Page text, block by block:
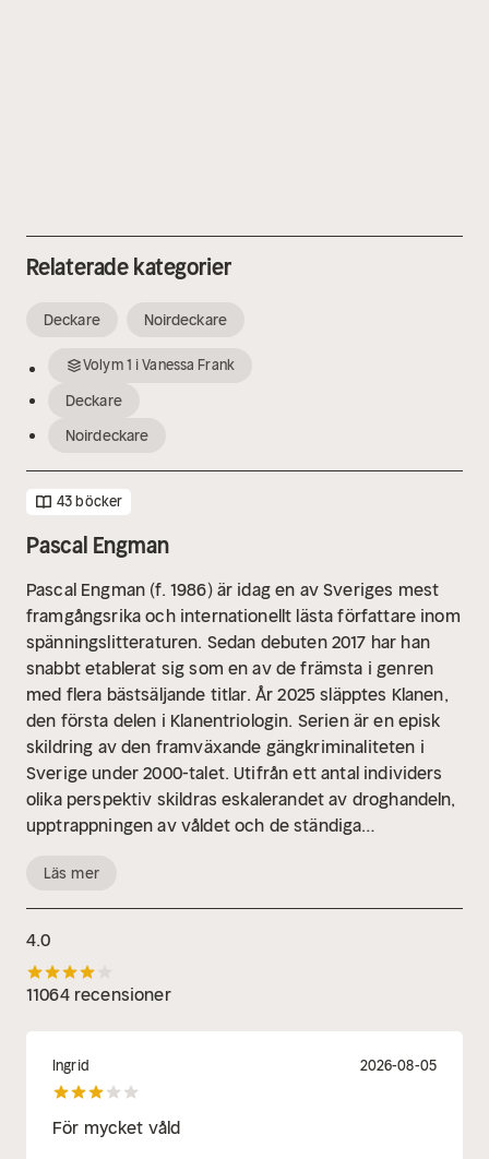
Relaterade kategorier
Deckare Noirdeckare
Volym1 iVanessa Frank
Deckare
Noirdeckare
43 böcker
Pascal Engman
Pascal Engman (f. 1986) är idag en av Sveriges mest
framgångsrika och internationellt lästa författare inom
spänningslitteraturen. Sedan debuten 2017 har han
snabbt etablerat sig som en av de främsta i genren
med flera bästsäljande titlar. År 2025 släpptes Klanen,
den första delen i Klanentriologin. Serien är en episk
skildring av den framväxande gängkriminaliteten i
Sverige under 2000-talet. Utifrån ett antal individers
olika perspektiv skildras eskalerandet av droghandeln,
upptrappningen av våldet och de ständiga
av hedersvåld, familjerelationer, människors olika
förutsättningar och kärleken som krossar alla murar.
Uppföljaren Kriget kommer ut våren 2026. Engman är
skarpt öga för samtidsfenomen. Han räknas idag som
Vanessa Frank-serien har getts ut i över 20 länder,
bland annat i USA, Storbritannien, Tyskland och
över. År 2021 grundades Pascal Engmans stiftelse som
Läs mer
4.0
11064 recensioner
Ingrid 2026-08-05
För mycket våld